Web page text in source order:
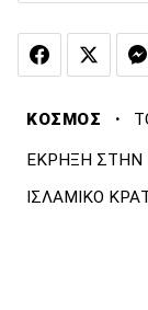
ΚΟΣΜΟΣ ·
ΕΚΡΗΞΗ ΣΤΗΝ
ΙΣΛΑΜΙΚΟ